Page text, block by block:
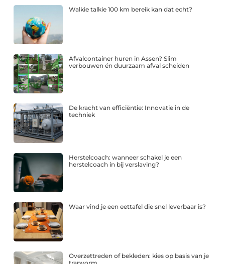
Walkie talkie 100 km bereik kan dat echt?
Afvalcontainer huren in Assen? Slim
verbouwen én duurzaam afval scheiden
De kracht van efficiëntie: Innovatie in de
techniek
Herstelcoach: wanneer schakel je een
herstelcoach in bij verslaving?
Waar vind je een eettafel die snel leverbaar is?
Overzettreden of bekleden: kies op basis van je